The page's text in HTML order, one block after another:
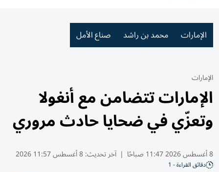
الإمارات محمد بن راشد صناع الأمل
الإمارات
الإمارات تتضامن مع أنغولا
وتعزّي في ضحايا حادث مروري
8 أغسطس 2026 11:47 صباحًا | آخر تحديث:8 أغسطس 11:57 2026
دقائق القراءة - 1